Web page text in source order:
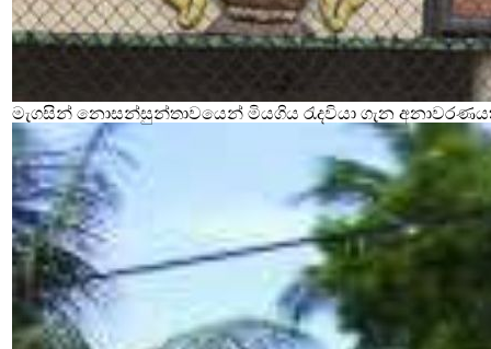
මැගසින් නොසන්සුන්තාවයෙන් මියගිය රැදවියා ගැන